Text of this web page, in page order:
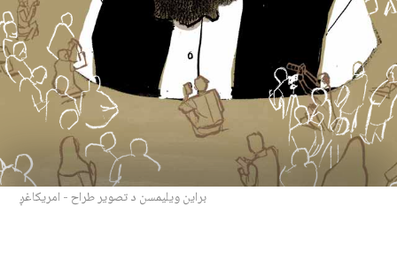
براین ویلیمسن د تصویر طراح - امریکاغږ